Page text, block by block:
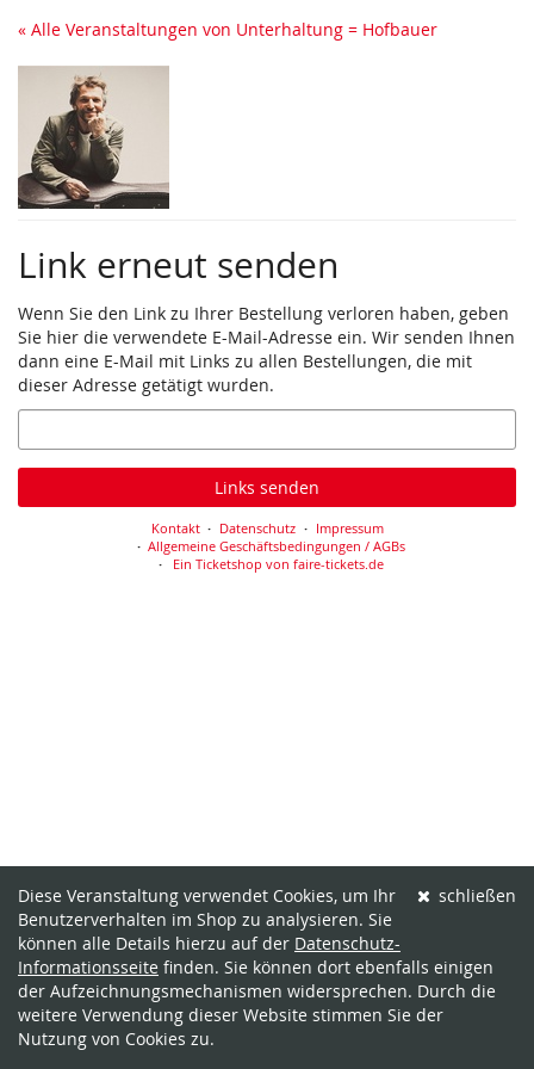
Zum
Inhalt
springen
« Alle Veranstaltungen von Unterhaltung = Hofbauer
Link erneut senden
Wenn Sie den Link zu Ihrer Bestellung verloren haben, geben
Sie hier die verwendete E-Mail-Adresse ein. Wir senden Ihnen
dann eine E-Mail mit Links zu allen Bestellungen, die mit
dieser Adresse getätigt wurden.
E-
Mail
Links senden
Kontakt Datenschutz
Impressum
Allgemeine Geschäftsbedingungen / AGBs
Ein Ticketshop von faire-tickets.de
schließen
Diese Veranstaltung verwendet Cookies, um Ihr
Benutzerverhalten im Shop zu analysieren. Sie
können alle Details hierzu auf der Datenschutz-
Informationsseite finden. Sie können dort ebenfalls einigen
der Aufzeichnungsmechanismen widersprechen. Durch die
weitere Verwendung dieser Website stimmen Sie der
Nutzung von Cookies zu.